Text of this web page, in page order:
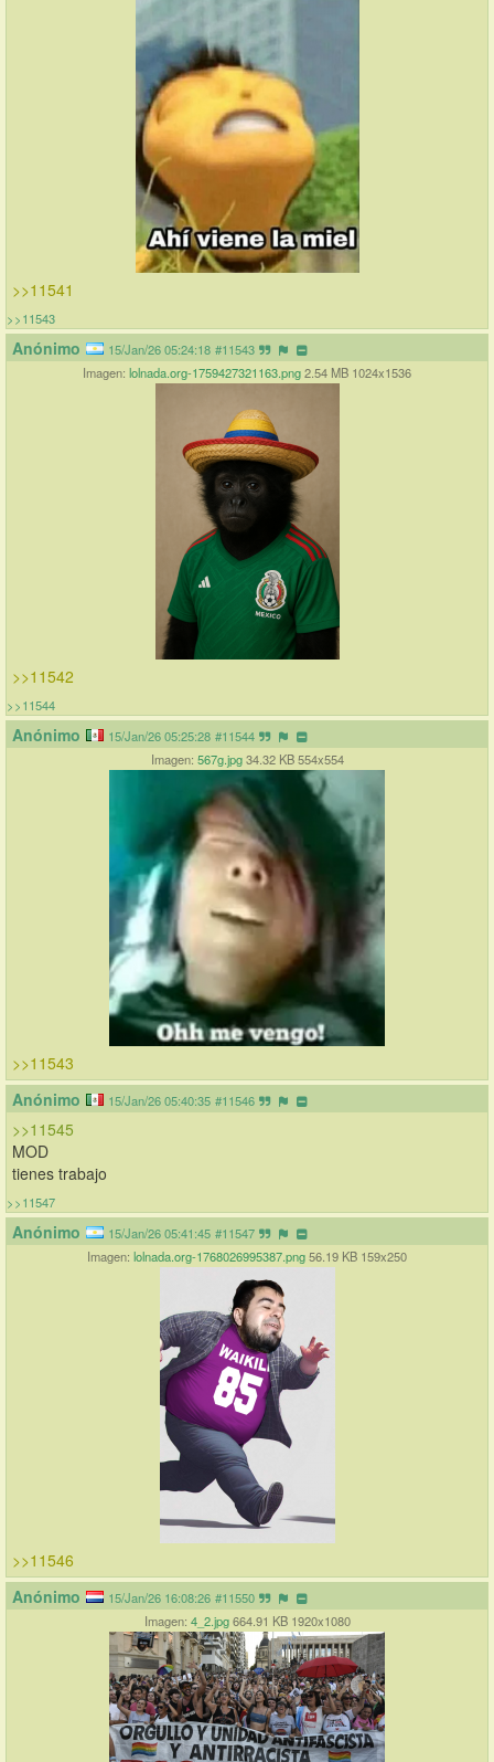
>>11541
>>11543
Anónimo 15/Jan/26 05:24:18 #11543
Imagen: lolnada.org-1759427321163.png2.54 MB 1024x1536
>>11542
>>11544
Anónimo 15/Jan/26 05:25:28 #11544
Imagen: 567g.jpg 34.32 KB 554x554
>>11543
Anónimo
15/Jan/26 05:40:35 #11546
>>11545
MOD
tienes trabajo
>>11547
Anónimo 15/Jan/26 05:41:45 #11547
Imagen: lolnada.org-1768026995387.png56.19 KB 159x250
>>11546
Anónimo
15/Jan/26 16:08:26 #11550
Imagen: 4_2.jpg 664.91 KB 1920x1080